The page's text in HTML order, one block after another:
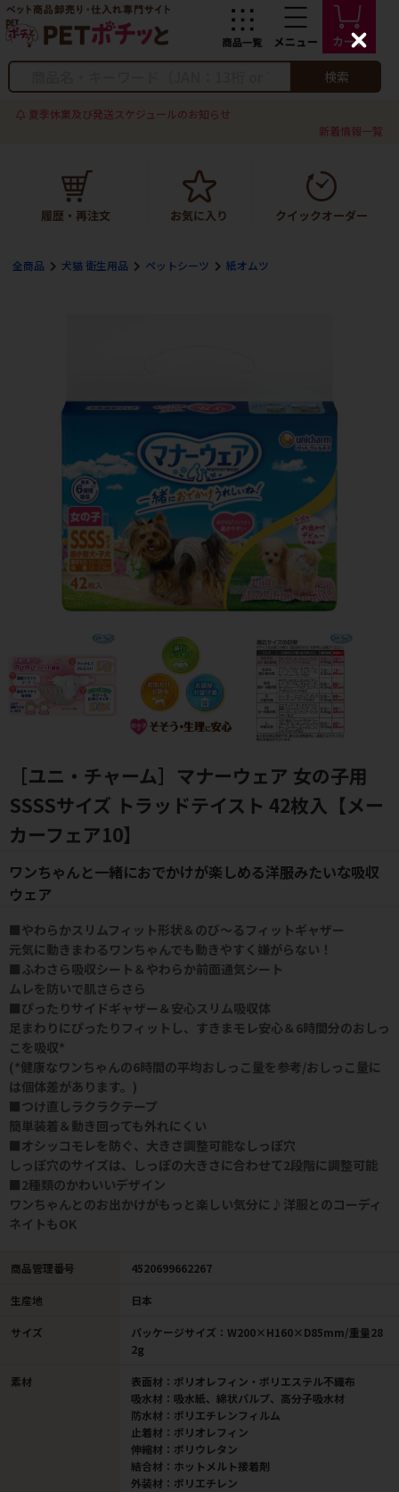
検索
夏季休業及び発送スケジュールのお知らせ
新着情報一覧
全商品 犬猫 衛生用品 ペットシーツ 紙オムツ
［ユニ・チャーム］マナーウェア 女の子用
SSSSサイズ トラッドテイスト 42枚入【メー
カーフェア10】
ワンちゃんと一緒におでかけが楽しめる洋服みたいな吸収
ウェア
■やわらかスリムフィット形状＆のび～るフィットギャザー
元気に動きまわるワンちゃんでも動きやすく嫌がらない！
■ふわさら吸収シート＆やわらか前面通気シート
ムレを防いで肌さらさら
■ぴったりサイドギャザー＆安心スリム吸収体
足まわりにぴったりフィットし、すきまモレ安心＆6時間分のおしっ
こを吸収*
(*健康なワンちゃんの6時間の平均おしっこ量を参考/おしっこ量に
は個体差があります。)
■つけ直しラクラクテープ
簡単装着＆動き回っても外れにくい
■オシッコモレを防ぐ、大きさ調整可能なしっぽ穴
しっぽ穴のサイズは、しっぽの大きさに合わせて2段階に調整可能
■2種類のかわいいデザイン
ワンちゃんとのお出かけがもっと楽しい気分に♪洋服とのコーディ
ネイトもOK
商品管理番号 4520699662267
生産地 日本
サイズ
パッケージサイズ：W200×H160×D85mm/重量28
2g
素材
表面材：ポリオレフィン・ポリエステル不織布
吸水材：吸水紙、綿状パルプ、高分子吸水材
防水材：ポリエチレンフィルム
止着材：ポリオレフィン
伸縮材：ポリウレタン
結合材：ホットメルト接着剤
外装材：ポリエチレン
C
l
s